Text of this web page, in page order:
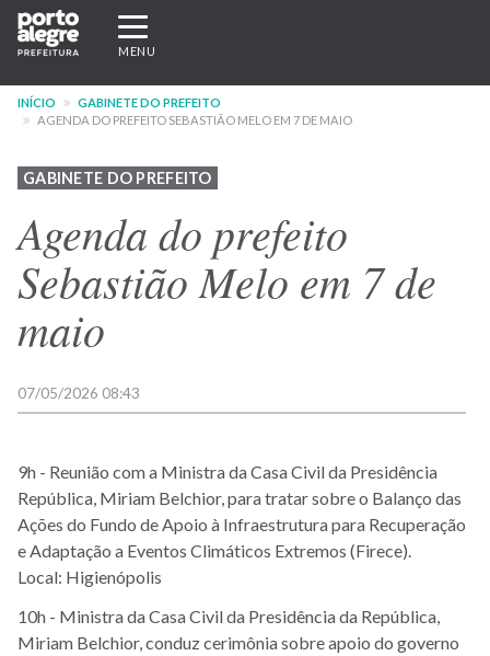
Pular
para
conteúdo
principal
Expandir/recolher
navegação
MENU
INÍCIO
GABINETE DO PREFEITO
AGENDA DO PREFEITO SEBASTIÃO MELO EM 7 DE MAIO
GABINETE DO PREFEITO
Agenda do prefeito
Sebastião Melo em 7 de
maio
07/05/2026 08:43
9h - Reunião com a Ministra da Casa Civil da Presidência
República, Miriam Belchior, para tratar sobre o Balanço das
Ações do Fundo de Apoio à Infraestrutura para Recuperação
e Adaptação a Eventos Climáticos Extremos (Firece).
Local: Higienópolis
10h - Ministra da Casa Civil da Presidência da República,
Miriam Belchior, conduz cerimônia sobre apoio do governo